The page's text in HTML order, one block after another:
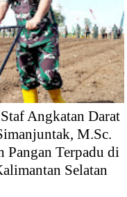
Angkatan Darat
M.Sc.
Terpadu di
Selatan